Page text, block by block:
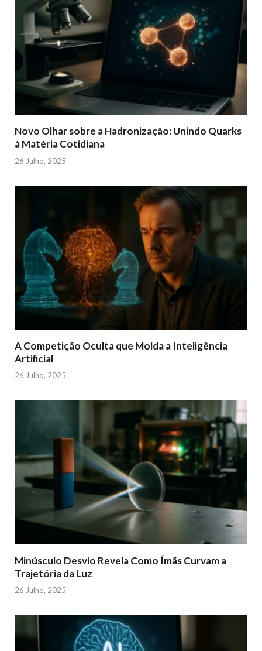
Novo Olhar sobre a Hadronização: Unindo Quarks
à Matéria Cotidiana
26 Julho, 2025
A Competição Oculta que Molda a Inteligência
Artificial
26 Julho, 2025
Minúsculo Desvio Revela Como Ímãs Curvam a
Trajetória da Luz
26 Julho, 2025